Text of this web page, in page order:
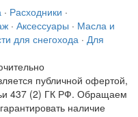
· Расходники ·
· Аксессуары · Масла и
для снегохода · Для
публичной офертой,
437 (2) ГК РФ. Обращаем
наличие